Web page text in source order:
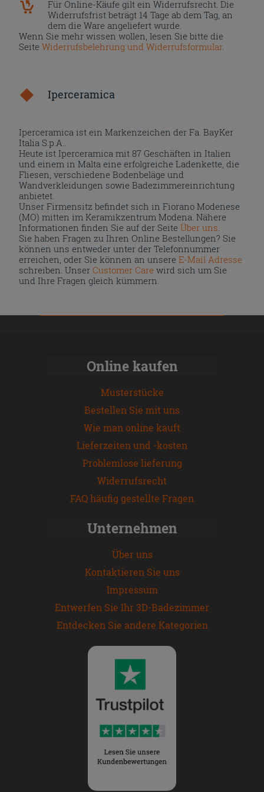
Für Online-Käufe gilt ein Widerrufsrecht. Die
Widerrufsfrist beträgt 14 Tage ab dem Tag, an
dem die Ware angeliefert wurde.
Wenn Sie mehr wissen wollen, lesen Sie bitte die
SeiteWiderrufsbelehrung und Widerrufsformular.
Iperceramica
Iperceramica ist ein Markenzeichen der Fa. BayKer
Italia S.p.A..
Heute ist Iperceramica mit 87 Geschäften in Italien
und einem in Malta eine erfolgreiche Ladenkette, die
Fliesen, verschiedene Bodenbeläge und
Wandverkleidungen sowie Badezimmereinrichtung
anbietet.
Unser Firmensitz befindet sich in Fiorano Modenese
(MO) mitten im Keramikzentrum Modena. Nähere
Informationen finden Sie auf der Seite Über uns
Sie haben Fragen zu Ihren Online Bestellungen? Sie
können uns entweder unter der Telefonnummer
erreichen, oder Sie können an unsereE-Mail Adresse
schreiben. UnserCustomer Care wird sich um Sie
und Ihre Fragen gleich kümmern.
Online kaufen
Musterstücke
Bestellen Sie mit uns
Wie man online kauft
Lieferzeiten und -kosten
Problemlose lieferung
Widerrufsrecht
FAQ häufig gestellte Fragen
Unternehmen
Über uns
Kontaktieren Sie uns
Impressum
Entwerfen Sie Ihr 3D-Badezimmer
Entdecken Sie andere Kategorien